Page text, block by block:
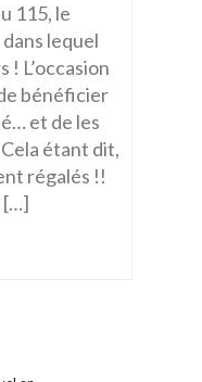
115, le
lequel
L’occasion
bénéficier
et de les
Cela étant dit,
régalés !!
[…]